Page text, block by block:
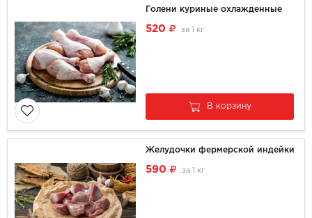
Голени куриные охлажденные
520 за 1 кг
В корзину
Желудочки фермерской индейки
590 за 1 кг